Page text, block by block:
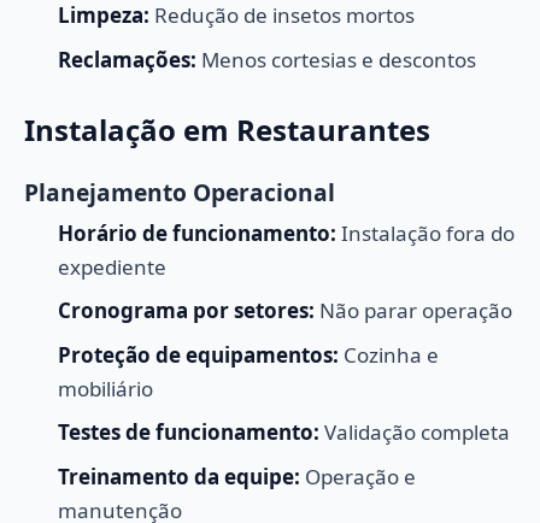
Limpeza: Redução de insetos mortos
Reclamações: Menos cortesias e descontos
Instalação em Restaurantes
Planejamento Operacional
Horário de funcionamento: Instalação fora do
expediente
Cronograma por setores: Não parar operação
Proteção de equipamentos: Cozinha e
mobiliário
Testes de funcionamento: Validação completa
Treinamento da equipe: Operação e
manutenção